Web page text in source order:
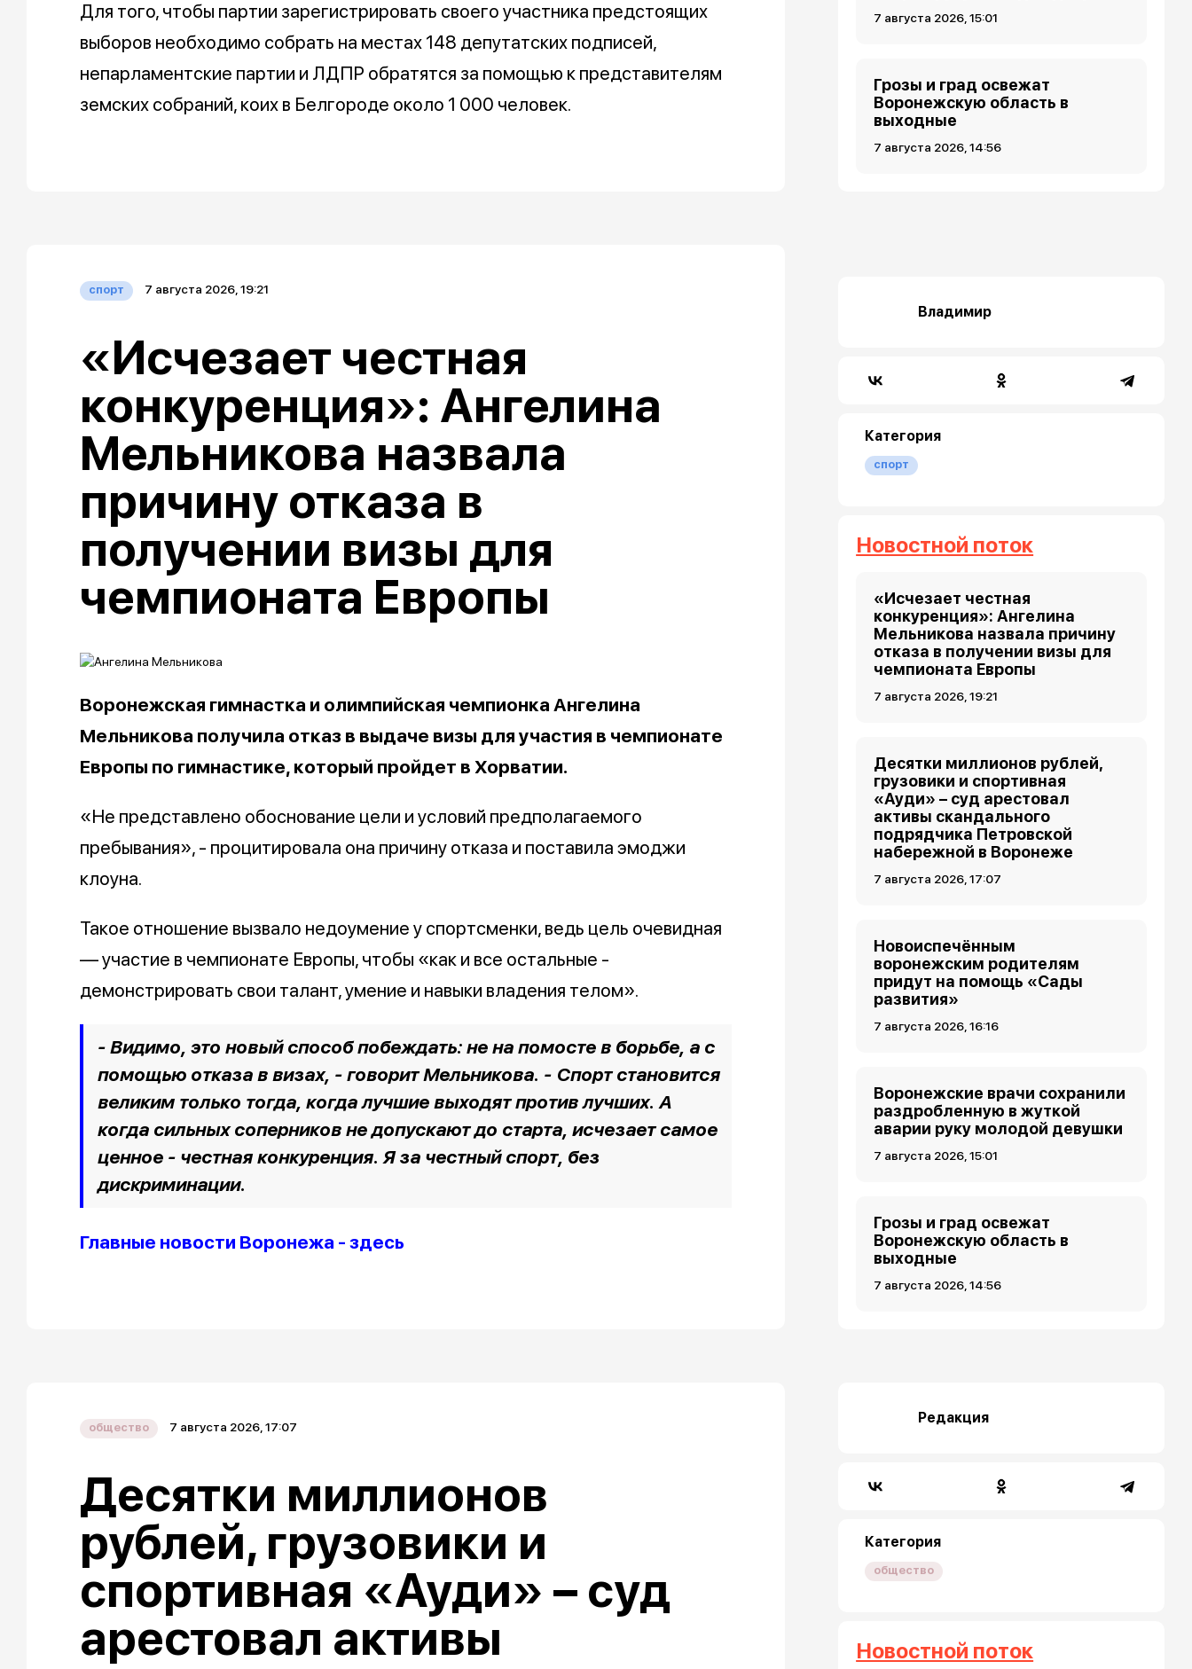
Для того, чтобы партии зарегистрировать своего участника предстоящих
выборов необходимо собрать на местах 148 депутатских подписей,
непарламентские партии и ЛДПР обратятся за помощью к представителям
земских собраний, коих в Белгороде около 1 000 человек.
7 августа 2026, 15:01
Грозы и град освежат
Воронежскую область в
выходные
7 августа 2026, 14:56
спорт 7 августа 2026, 19:21
«Исчезает честная
конкуренция»: Ангелина
Мельникова назвала
причину отказа в
получении визы для
чемпионата Европы
Воронежская гимнастка и олимпийская чемпионка Ангелина
Мельникова получила отказ в выдаче визы для участия в чемпионате
Европы по гимнастике, который пройдет в Хорватии.
«Не представлено обоснование цели и условий предполагаемого
пребывания», - процитировала она причину отказа и поставила эмоджи
клоуна.
Такое отношение вызвало недоумение у спортсменки, ведь цель очевидная
— участие в чемпионате Европы, чтобы «как и все остальные -
демонстрировать свои талант, умение и навыки владения телом».
- Видимо, это новый способ побеждать: не на помосте в борьбе, а с
помощью отказа в визах, - говорит Мельникова. - Спорт становится
великим только тогда, когда лучшие выходят против лучших. А
когда сильных соперников не допускают до старта, исчезает самое
ценное - честная конкуренция. Я за честный спорт, без
дискриминации.
Главные новости Воронежа - здесь
Владимир
Категория
спорт
Новостной поток
«Исчезает честная
конкуренция»: Ангелина
Мельникова назвала причину
отказа в получении визы для
чемпионата Европы
7 августа 2026, 19:21
Десятки миллионов рублей,
грузовики и спортивная
«Ауди» – суд арестовал
активы скандального
подрядчика Петровской
набережной в Воронеже
7 августа 2026, 17:07
Новоиспечённым
воронежским родителям
придут на помощь «Сады
развития»
7 августа 2026, 16:16
Воронежские врачи сохранили
раздробленную в жуткой
аварии руку молодой девушки
7 августа 2026, 15:01
Грозы и град освежат
Воронежскую область в
выходные
7 августа 2026, 14:56
общество 7 августа 2026, 17:07
Десятки миллионов
рублей, грузовики и
спортивная «Ауди» – суд
арестовал активы
Редакция
Категория
общество
Новостной поток